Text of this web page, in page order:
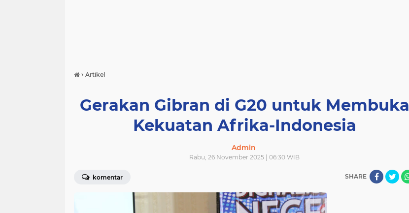
› Artikel
Gerakan Gibran di G20 untuk Membuka
Kekuatan Afrika-Indonesia
Admin
Rabu, 26 November 2025 | 06:30 WIB
komentar SHARE